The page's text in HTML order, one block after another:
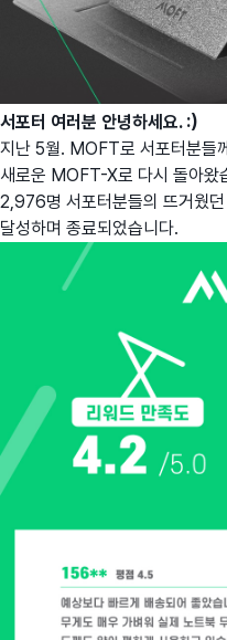
서포터 여러분 안녕하세요. :)
지난 5월. MOFT로 서포터분들
새로운 MOFT-X로 다시 돌아
2,976명 서포터분들의 뜨거웠
달성하며 종료되었습니다.